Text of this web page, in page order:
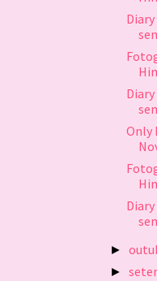
Only
►
►